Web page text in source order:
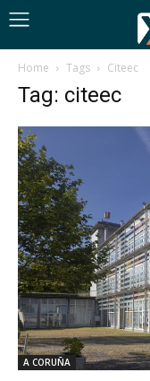
Home Tags Citeec
Tag: citeec
A CORUÑA